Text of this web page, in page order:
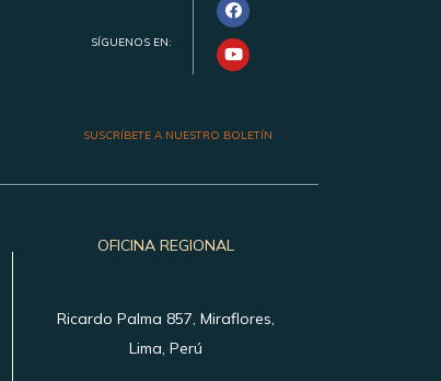
SÍGUENOS EN:
SUSCRÍBETE A NUESTRO BOLETÍN
OFICINA REGIONAL
Ricardo Palma 857, Miraflores,
Lima, Perú